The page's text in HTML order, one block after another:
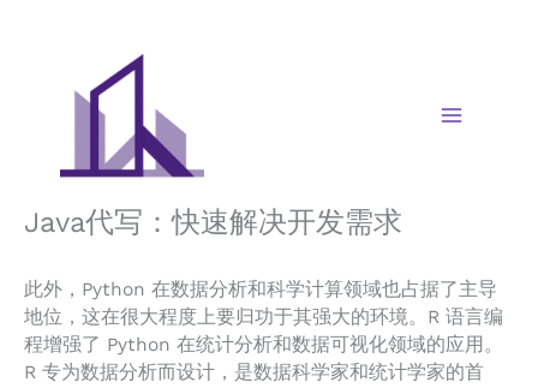
Java代写：快速解决开发需求
此外，Python 在数据分析和科学计算领域也占据了主导
地位，这在很大程度上要归功于其强大的环境。R 语言编
程增强了 Python 在统计分析和数据可视化领域的应用。
R 专为数据分析而设计，是数据科学家和统计学家的首